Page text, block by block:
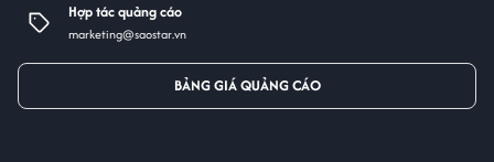
Hợp tác quảng cáo
marketing@saostar.vn
BẢNG GIÁ QUẢNG CÁO